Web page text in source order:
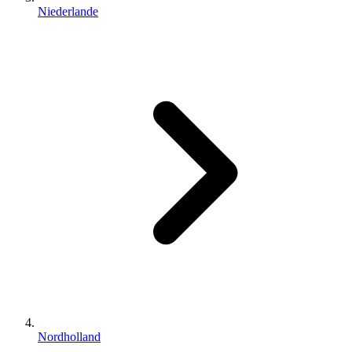
Niederlande
Nordholland